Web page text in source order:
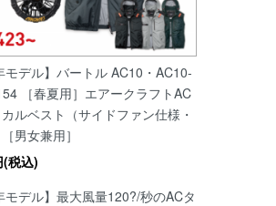
モデル】バートル AC10・AC10-
［春夏用］エアークラフトAC
ルベスト（サイドファン仕様・
男女兼用］
税込)
モデル】最大風量120?/秒のACタ